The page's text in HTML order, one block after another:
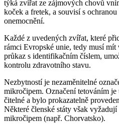
týká zvířat ze zájmových chovů
koček a fretek, a souvisí s
onemocnění.
Každé z uvedených zvířat, které
rámci Evropské unie, tedy musí mít
průkaz s identifikačním číslem,
kontrolu zdravotního stavu.
Nezbytností je nezaměnitelné
mikročipem. Označení tetováním je
čitelné a bylo prokazatelně
Některé členské státy však
mikročipem (např. Chorvatsko).